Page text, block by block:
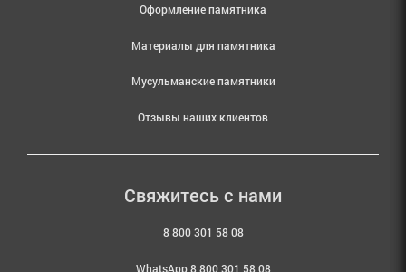
Оформление памятника
Материалы для памятника
Мусульманские памятники
Отзывы наших клиентов
Свяжитесь с нами
8 800 301 58 08
WhatsApp 8 800 301 58 08